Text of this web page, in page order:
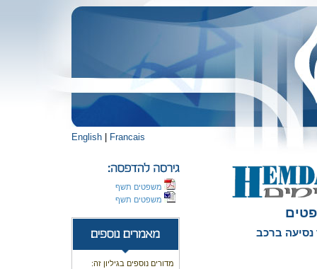
English Francais
ברכב
משפטים תשף
משפטים תשף
מדורים נוספים בגיליון זה: